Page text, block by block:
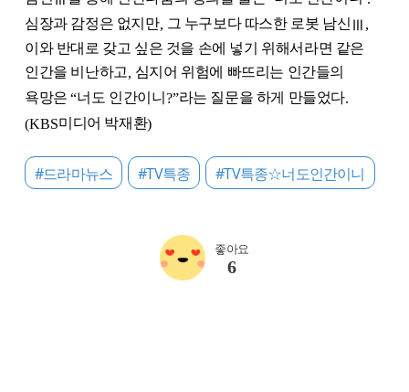
심장과 감정은 없지만, 그 누구보다 따스한 로봇 남신Ⅲ
이와 반대로 갖고 싶은 것을 손에 넣기 위해서라면 같은
인간을 비난하고, 심지어 위험에 빠뜨리는 인간들의
욕망은“너도 인간이니?”라는 질문을 하게 만들었다.
(KBS미디어 박재환)
#드라마뉴스 #TV특종 #TV특종☆너도인간이니
좋아요
6